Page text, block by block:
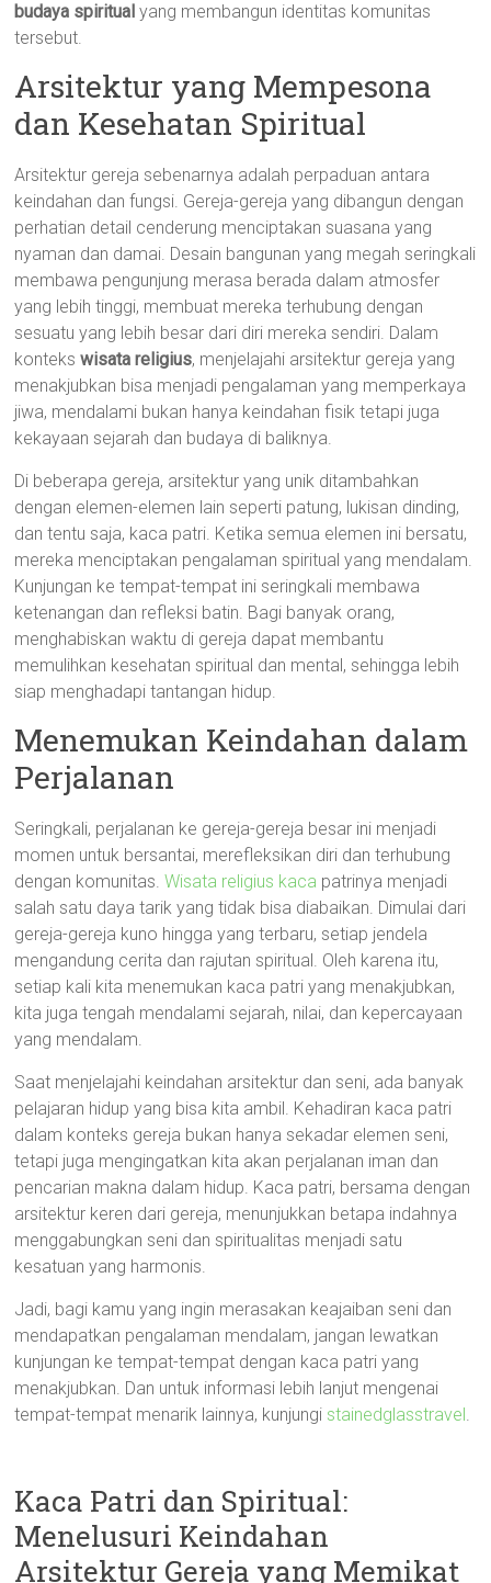
budaya spiritual yang membangun identitas komunitas
tersebut.
Arsitektur yang Mempesona
dan Kesehatan Spiritual
Arsitektur gereja sebenarnya adalah perpaduan antara
keindahan dan fungsi. Gereja-gereja yang dibangun dengan
perhatian detail cenderung menciptakan suasana yang
nyaman dan damai. Desain bangunan yang megah seringkali
membawa pengunjung merasa berada dalam atmosfer
yang lebih tinggi, membuat mereka terhubung dengan
sesuatu yang lebih besar dari diri mereka sendiri. Dalam
kontekswisata religius, menjelajahi arsitektur gereja yang
menakjubkan bisa menjadi pengalaman yang memperkaya
jiwa, mendalami bukan hanya keindahan fisik tetapi juga
kekayaan sejarah dan budaya di baliknya.
Di beberapa gereja, arsitektur yang unik ditambahkan
dengan elemen-elemen lain seperti patung, lukisan dinding,
dan tentu saja, kaca patri. Ketika semua elemen ini bersatu,
mereka menciptakan pengalaman spiritual yang mendalam.
Kunjungan ke tempat-tempat ini seringkali membawa
ketenangan dan refleksi batin. Bagi banyak orang,
menghabiskan waktu di gereja dapat membantu
memulihkan kesehatan spiritual dan mental, sehingga lebih
siap menghadapi tantangan hidup.
Menemukan Keindahan dalam
Perjalanan
Seringkali, perjalanan ke gereja-gereja besar ini menjadi
momen untuk bersantai, merefleksikan diri dan terhubung
dengan komunitas.Wisata religius kaca patrinya menjadi
salah satu daya tarik yang tidak bisa diabaikan. Dimulai dari
gereja-gereja kuno hingga yang terbaru, setiap jendela
mengandung cerita dan rajutan spiritual. Oleh karena itu,
setiap kali kita menemukan kaca patri yang menakjubkan,
kita juga tengah mendalami sejarah, nilai, dan kepercayaan
yang mendalam.
Saat menjelajahi keindahan arsitektur dan seni, ada banyak
pelajaran hidup yang bisa kita ambil. Kehadiran kaca patri
dalam konteks gereja bukan hanya sekadar elemen seni,
tetapi juga mengingatkan kita akan perjalanan iman dan
pencarian makna dalam hidup. Kaca patri, bersama dengan
arsitektur keren dari gereja, menunjukkan betapa indahnya
menggabungkan seni dan spiritualitas menjadi satu
kesatuan yang harmonis.
Jadi, bagi kamu yang ingin merasakan keajaiban seni dan
mendapatkan pengalaman mendalam, jangan lewatkan
kunjungan ke tempat-tempat dengan kaca patri yang
menakjubkan. Dan untuk informasi lebih lanjut mengenai
tempat-tempat menarik lainnya, kunjungi stainedglasstravel.
Kaca Patri dan Spiritual:
Menelusuri Keindahan
Arsitektur Gereja yang Memikat